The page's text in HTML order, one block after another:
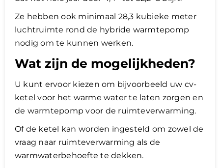
Ze hebben ook minimaal 28,3 kubieke meter
luchtruimte rond de hybride warmtepomp
nodig om te kunnen werken.
Wat zijn de mogelijkheden?
U kunt ervoor kiezen om bijvoorbeeld uw cv-
ketel voor het warme water te laten zorgen en
de warmtepomp voor de ruimteverwarming.
Of de ketel kan worden ingesteld om zowel de
vraag naar ruimteverwarming als de
warmwaterbehoefte te dekken.